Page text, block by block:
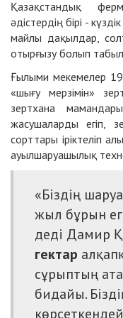
Қазақстандық
әдістердің бірі -
майлы дақылдар,
отырғызу болып
Ғылыми мекемелер
«шығу мерзімін»
зертхана
жасушаларды егіп,
сорттары іріктеліп
ауылшаруашылық
«Біздің
жыл бұрын
деді Дамир
гектар
сұрыптың
бидайы.